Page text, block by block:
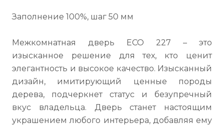
Заполнение 100%, шаг 50 мм
Межкомнатная дверь ECO 227 – это
изысканное решение для тех, кто ценит
элегантность и высокое качество. Изысканный
дизайн, имитирующий ценные породы
дерева, подчеркнет статус и безупречный
вкус владельца. Дверь станет настоящим
украшением любого интерьера, добавляя ему